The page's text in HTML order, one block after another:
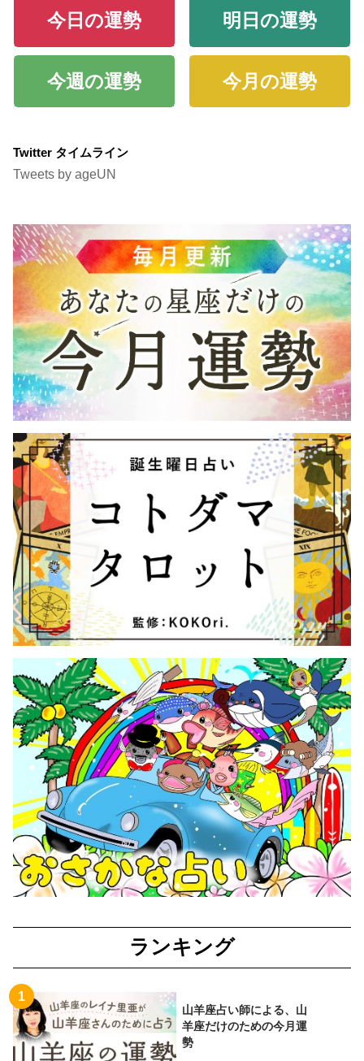
今日の運勢 明日の運勢
今週の運勢 今月の運勢
Twitter タイムライン
Tweets by ageUN
ランキング
山羊座占い師による、山
羊座だけのための今月運
勢